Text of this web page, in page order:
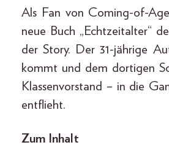
Als Fan von Coming-of-
neue Buch „Echtzeitalter“
der Story. Der 31-jährige
kommt und dem dortigen
Klassenvorstand – in die
entflieht.
Zum Inhalt